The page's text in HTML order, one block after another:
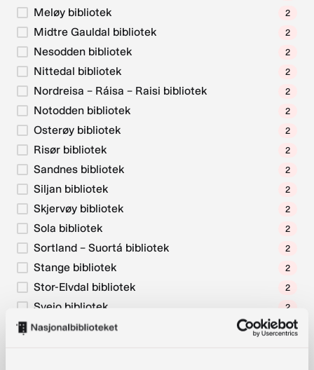
Meløy bibliotek 2
Midtre Gauldal bibliotek 2
Nesodden bibliotek 2
Nittedal bibliotek 2
Nordreisa – Ráisa – Raisi bibliotek 2
Notodden bibliotek 2
Osterøy bibliotek 2
Risør bibliotek 2
Sandnes bibliotek 2
Siljan bibliotek 2
Skjervøy bibliotek 2
Sola bibliotek 2
Sortland – Suortá bibliotek 2
Stange bibliotek 2
Stor-Elvdal bibliotek 2
Sveio bibliotek 2
Sørreisa bibliotek 2